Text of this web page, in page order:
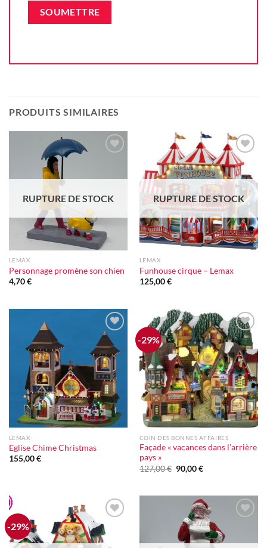
PRODUITS SIMILAIRES
d'envie
RUPTURE DE STOCK
LEMAX
Personnage promène son chien
4,70€
Ajouter
à la liste
d'envie
RUPTURE DE STOCK
LEMAX
Funhouse cirque – Lemax
125,00€
Ajouter
à la liste
d'envie
LEMAX
Eglise Chime Christmas
155,00€
-29%
Ajouter
à la liste
d'envie
COIN DES BONNES AFFAIRES
Façade « vacances dans l’arrière
pays »
127,00€ Le
prix
127,00 €.
90,00€Le
90,00 €.
-29%
Ajouter
à la liste
d'envie
d'envie